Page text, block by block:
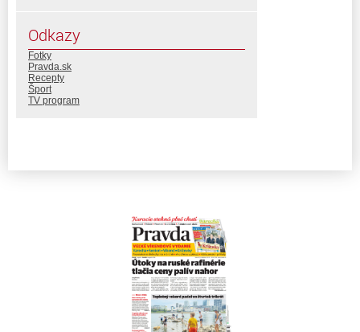
Odkazy
Fotky
Pravda.sk
Recepty
Šport
TV program